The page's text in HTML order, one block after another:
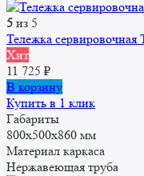
5 из 5
Тележка
Хит
11 725 ₽
В корзину
Купить в 1 клик
Габариты
800х500х860 мм
Материал каркаса
Нержавеющая труба